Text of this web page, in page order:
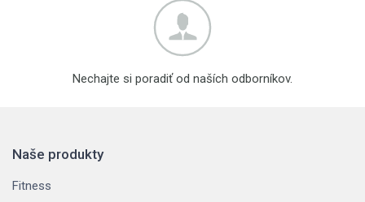
Nechajte si poradiť od naších odborníkov.
Naše produkty
Fitness